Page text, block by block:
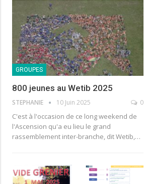
GROUPES
800 jeunes au Wetib 2025
STEPHANIE 10 Juin 2025 0
C'est à l'occasion de ce long weekend de
l'Ascension qu'a eu lieu le grand
rassemblement inter-branche, dit Wetib,…